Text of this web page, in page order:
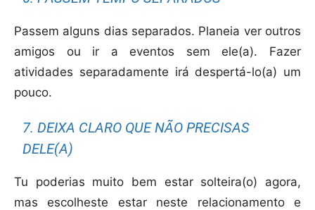
Passem alguns dias separados. Planeia ver outros
amigos ou ir a eventos sem ele(a). Fazer
atividades separadamente irá despertá-lo(a) um
pouco.
7. DEIXA CLARO QUE NÃO PRECISAS
DELE(A)
Tu poderias muito bem estar solteira(o) agora,
mas escolheste estar neste relacionamento e